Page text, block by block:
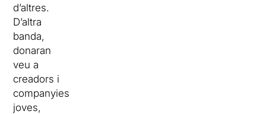
d’altres.
D’altra
banda,
donaran
veu a
creadors i
companyies
joves,